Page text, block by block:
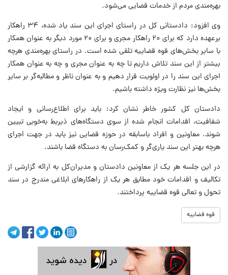
بهره‌مندی مردم از خدمات قضایی می‌شود.
وی افزود: دادستانی کل در راستای اجرای این سند یاد شده، ۳۴ راهکار
برعهده دارد که برای ۲۰ راهکار مجری و برای ۲۰ مورد دیگر به عنوان همکار
با سایر بخش‌های قوه قضاییه تلقی شده است. در راستای بهره‌مندی هرچه
بیشتر از این سند تلاش داریم تا چه به عنوان مجری و چه به عنوان همکار
اجرای این سند را در اولویت قرار دهیم و به عنوان ناظر و مطالبه‌گر بر سایر
بخش‌ها نیز نظارت ویژه داشته باشیم.
دادستان کل کشور خاطر نشان کرد: باید برای اطلاع‌رسانی و ایجاد
شفافیت، اقدامات انجام شده از سوی دستگاه‌های ذیربط به‌خوبی تبیین
شوند. معاونین و افراد باسابقه در حوزه قضایی نیز باید در جهت اجرای
هرچه بهتر این سند یاری‌گر و کمک‌رسان به دستگاه قضا باشند.
در این جلسه هر یک از معاونین دادستان و مدیران‌کل به ارائه گزارشی از
تکالیف و اقدامات خود مطابق هر یک از راهکارهای ابلاغی مندرج در سند
تحول و تعالی قوه قضاییه پرداختند.
قوه قضاییه